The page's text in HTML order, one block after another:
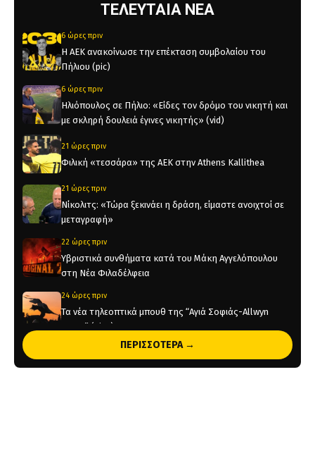
ΤΕΛΕΥΤΑΙΑ ΝΕΑ
6 ώρες πριν
Η ΑΕΚ ανακοίνωσε την επέκταση συμβολαίου του
Πήλιου (pic)
6 ώρες πριν
Ηλιόπουλος σε Πήλιο: «Είδες τον δρόμο του νικητή και
με σκληρή δουλειά έγινες νικητής» (vid)
21 ώρες πριν
Φιλική «τεσσάρα» της ΑΕΚ στην Athens Kallithea
21 ώρες πριν
Νίκολιτς: «Τώρα ξεκινάει η δράση, είμαστε ανοιχτοί σε
μεταγραφή»
22 ώρες πριν
Υβριστικά συνθήματα κατά του Μάκη Αγγελόπουλου
στη Νέα Φιλαδέλφεια
24 ώρες πριν
Τα νέα τηλεοπτικά μπουθ της “Αγιά Σοφιάς-Allwyn
Arena” (pics)
Η ενδεκάδα της ΑΕΚ στο φιλικό με την Athens Kallithea
ΠΕΡΙΣΣΟΤΕΡΑ →